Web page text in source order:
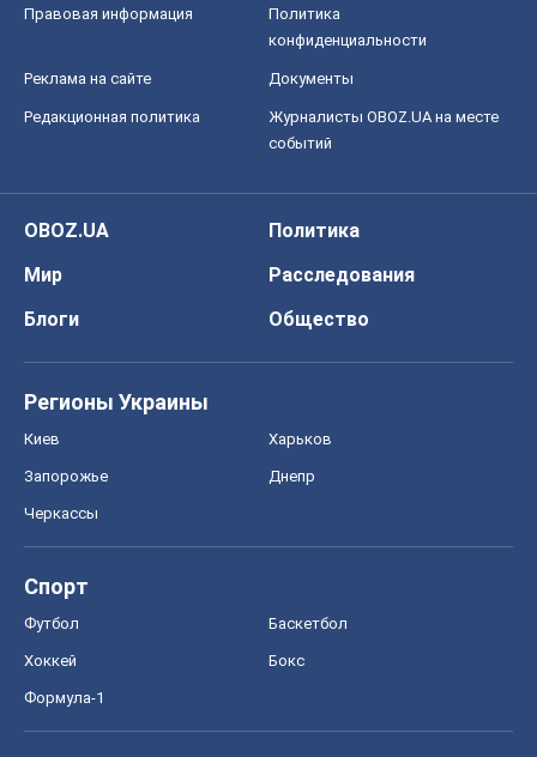
Правовая информация
Политика
конфиденциальности
Реклама на сайте Документы
Редакционная политика
Журналисты OBOZ.UA на месте
событий
OBOZ.UA
Политика
Мир
Расследования
Блоги
Общество
Регионы Украины
Киев Харьков
Запорожье Днепр
Черкассы
Спорт
Футбол Баскетбол
Хоккей Бокс
Формула-1